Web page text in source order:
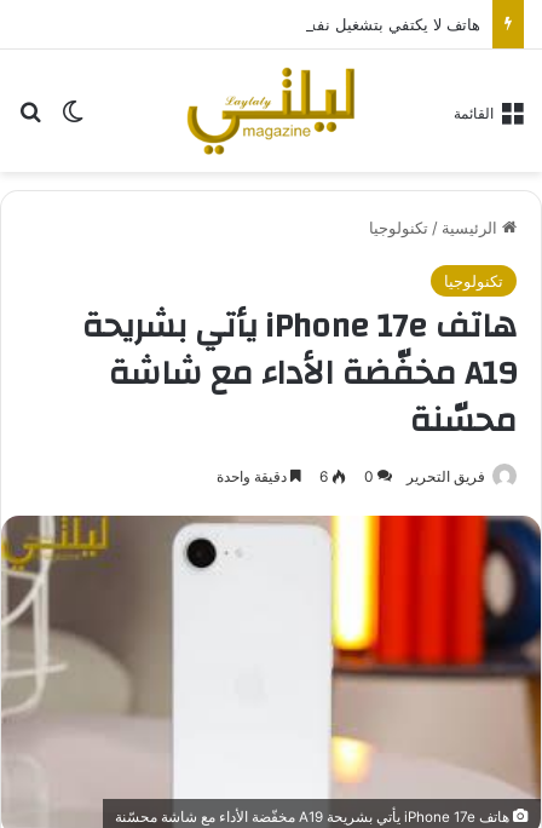
الوضع القائمة
الرئيسية /تكنولوجيا
تكنولوجيا
هاتف iPhone 17e يأتي بشريحة
A19 مخفّضة الأداء مع شاشة
محسّنة
فريق التحرير 0
6 دقيقة واحدة
هاتف iPhone 17e يأتي بشريحة A19 مخفّضة الأداء مع شاشة محسّنة